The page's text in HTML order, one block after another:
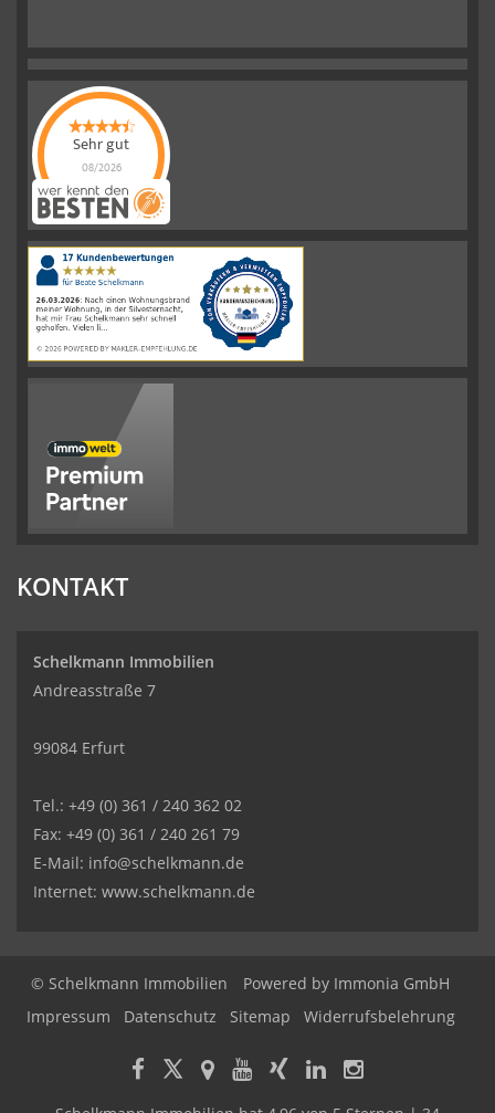
Sehr gut
08/2026
Schelkmann
Immobilienhat
|110Schelkmann
ImmobilienBewertungen
auf
werkenntdenBESTEN.de
KONTAKT
Schelkmann Immobilien
Andreasstraße 7
99084 Erfurt
Tel.: +49 (0) 361 / 240 362 02
Fax: +49 (0) 361 / 240 261 79
E-Mail: info@schelkmann.de
Internet: www.schelkmann.de
© Schelkmann Immobilien Powered by Immonia GmbH
Impressum
Datenschutz Sitemap Widerrufsbelehrung